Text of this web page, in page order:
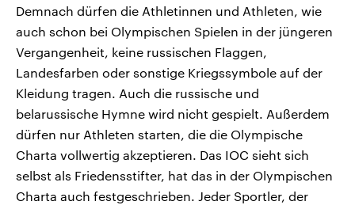
Demnach dürfen die Athletinnen und Athleten, wie
auch schon bei Olympischen Spielen in der jüngeren
Vergangenheit, keine russischen Flaggen,
Landesfarben oder sonstige Kriegssymbole auf der
Kleidung tragen. Auch die russische und
belarussische Hymne wird nicht gespielt. Außerdem
dürfen nur Athleten starten, die die Olympische
Charta vollwertig akzeptieren. Das IOC sieht sich
selbst als Friedensstifter, hat das in der Olympischen
Charta auch festgeschrieben. Jeder Sportler, der